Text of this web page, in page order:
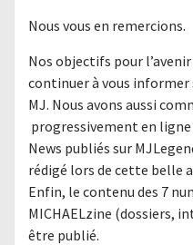
Nous vous en remercions.
Nos objectifs pour
continuer à vous informer
MJ. Nous avons aussi
progressivement en ligne
News publiés sur
rédigé lors de cette belle
Enfin, le contenu des 7
MICHAELzine (dossiers,
être publié.